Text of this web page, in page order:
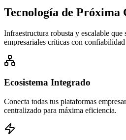
Tecnología de Próxima
Infraestructura robusta y escalable que
empresariales críticas con
Ecosistema Integrado
Conecta todas tus plataformas
centralizado para máxima eficiencia.